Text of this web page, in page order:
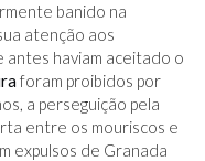
banido na
atenção aos
antes haviam aceitado o
foram proibidos por
a perseguição pela
entre os mouriscos e
expulsos de Granada